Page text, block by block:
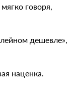
говоря,
дешевле»,
наценка.